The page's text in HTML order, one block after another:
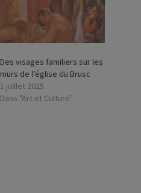
Des visages familiers sur les
murs de l’église du Brusc
1 juillet 2025
Dans "Art et Culture"